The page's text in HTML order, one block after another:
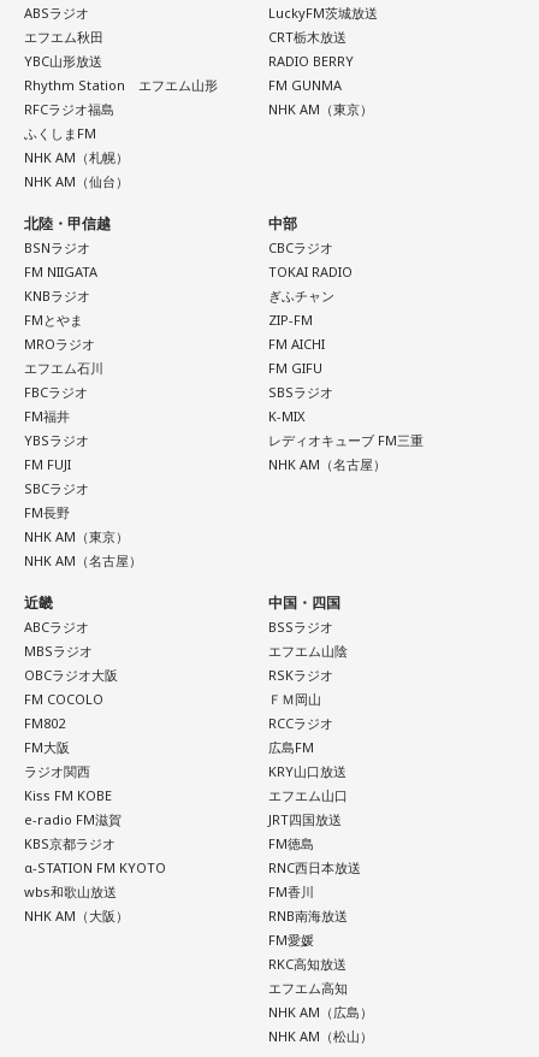
ABSラジオ
エフエム秋田
YBC山形放送
Rhythm Station エフエム山形
RFCラジオ福島
ふくしまFM
NHK AM（札幌）
NHK AM（仙台）
LuckyFM茨城放送
CRT栃木放送
RADIO BERRY
FM GUNMA
NHK AM（東京）
北陸・甲信越
BSNラジオ
FM NIIGATA
KNBラジオ
FMとやま
MROラジオ
エフエム石川
FBCラジオ
FM福井
YBSラジオ
FM FUJI
SBCラジオ
FM長野
NHK AM（東京）
NHK AM（名古屋）
中部
CBCラジオ
TOKAI RADIO
ぎふチャン
ZIP-FM
FM AICHI
FM GIFU
SBSラジオ
K-MIX
レディオキューブ FM三重
NHK AM（名古屋）
近畿
ABCラジオ
MBSラジオ
OBCラジオ大阪
FM COCOLO
FM802
FM大阪
ラジオ関西
Kiss FM KOBE
e-radio FM滋賀
KBS京都ラジオ
α-STATION FM KYOTO
wbs和歌山放送
NHK AM（大阪）
中国・四国
BSSラジオ
エフエム山陰
RSKラジオ
ＦＭ岡山
RCCラジオ
広島FM
KRY山口放送
エフエム山口
JRT四国放送
FM徳島
RNC西日本放送
FM香川
RNB南海放送
FM愛媛
RKC高知放送
エフエム高知
NHK AM（広島）
NHK AM（松山）